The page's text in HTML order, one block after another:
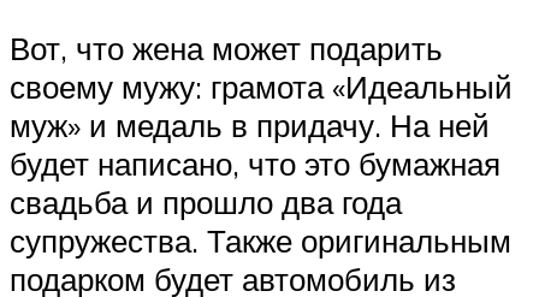
Вот, что жена может подарить
своему мужу: грамота «Идеальный
муж» и медаль в придачу. На ней
будет написано, что это бумажная
свадьба и прошло два года
супружества. Также оригинальным
подарком будет автомобиль из